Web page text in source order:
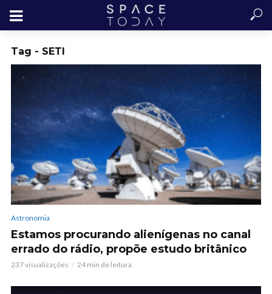
Tag - SETI
Astronomia
Estamos procurando alienígenas no canal
errado do rádio, propõe estudo britânico
237 visualizações 24 min de leitura